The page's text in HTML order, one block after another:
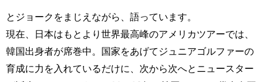
とジョークをまじえながら、語っています。
現在、日本はもとより世界最高峰のアメリカツアーでは、
韓国出身者が席巻中。国家をあげてジュニアゴルファーの
育成に力を入れているだけに、次から次へとニュースター